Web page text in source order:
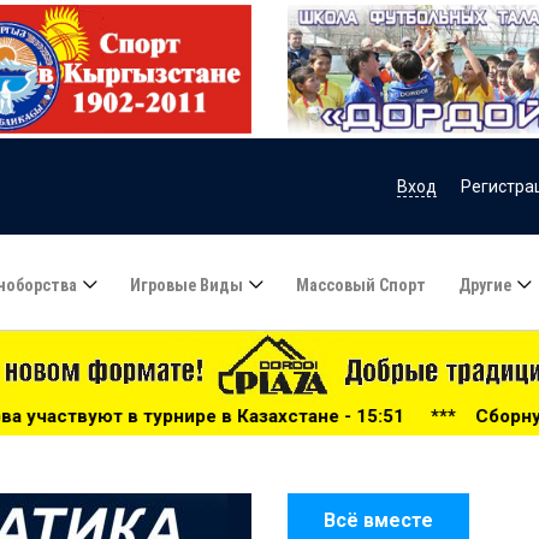
Вход
Игровые Виды Массовый Спорт Другие
в Казахстане - 15:51 ***Сборную Казахстана по
Всё вместе